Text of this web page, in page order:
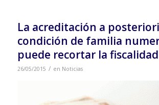
La acreditación a
condición de familia
puede recortar la fiscalidad
26/05/2015 / en Noticias